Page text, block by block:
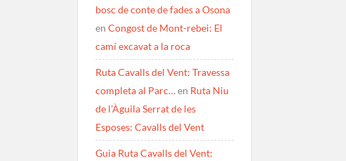
bosc de conte de fades a Osona
en Congost de Mont-rebei: El
camí excavat a la roca
Ruta Cavalls del Vent: Travessa
completa al Parc…en Ruta Niu
de l’Àguila Serrat de les
Esposes: Cavalls del Vent
Guia Ruta Cavalls del Vent: